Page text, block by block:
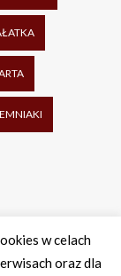
w celach
oraz dla